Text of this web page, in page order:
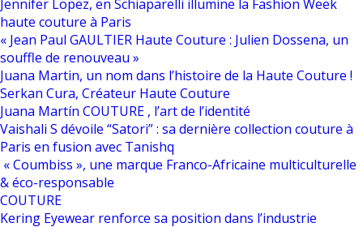
Jennifer Lopez, en Schiaparelli illumine la Fashion Week
haute couture à Paris
« Jean Paul GAULTIER Haute Couture : Julien Dossena, un
souffle de renouveau »
Juana Martin, un nom dans l’histoire de la Haute Couture !
Serkan Cura, Créateur Haute Couture
Juana Martín COUTURE , l’art de l’identité
Vaishali S dévoile “Satori” : sa dernière collection couture à
Paris en fusion avec Tanishq
« Coumbiss », une marque Franco-Africaine multiculturelle
& éco-responsable
COUTURE
Kering Eyewear renforce sa position dans l’industrie